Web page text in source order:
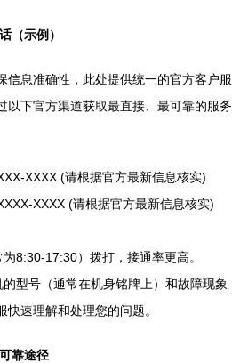
（示例）
信息准确性，此处提供统一的官方客户服
以下官方渠道获取最直接、最可靠的服务
XXXX (请根据官方最新信息核实)
XXXX (请根据官方最新信息核实)
8:30-17:30）拨打，接通率更高。
型号（通常在机身铭牌上）和故障现象
速理解和处理您的问题。
靠途径